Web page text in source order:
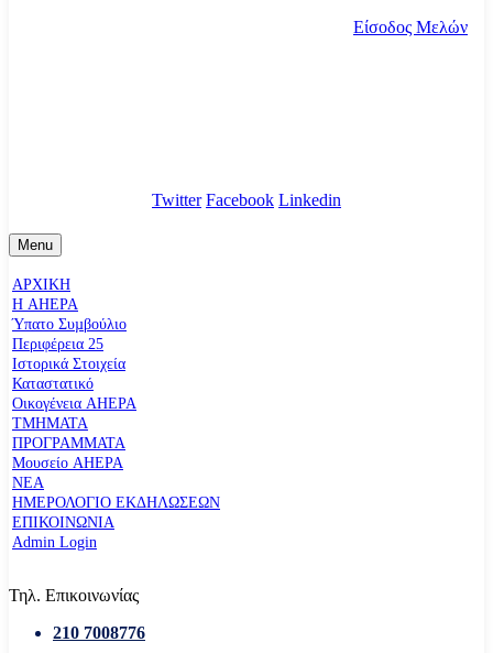
Είσοδος Μελών
Twitter Facebook Linkedin
Menu
ΑΡΧΙΚΗ
Η AHEPA
Ύπατο Συµβούλιο
Περιφέρεια 25
Ιστορικά Στοιχεία
Καταστατικό
Οικογένεια AHEPA
ΤΜΗΜΑΤΑ
ΠΡΟΓΡΑΜΜΑΤΑ
Μουσείο AHEPA
ΝΕΑ
ΗΜΕΡΟΛΟΓΙΟ ΕΚΔΗΛΩΣΕΩΝ
ΕΠΙΚΟΙΝΩΝΙΑ
Admin Login
Τηλ. Επικοινωνίας
210 7008776